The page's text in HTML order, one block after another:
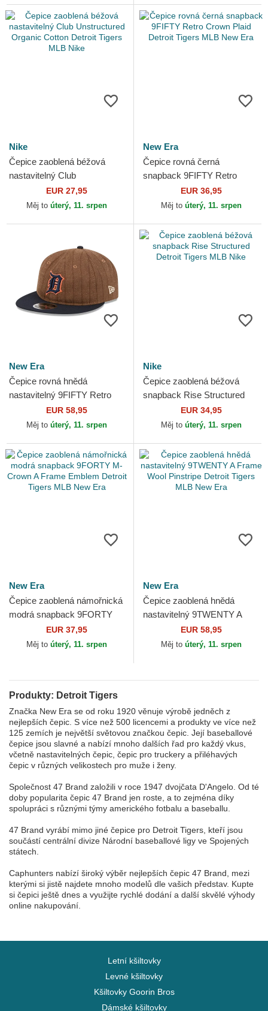
Nike
Čepice zaoblená béžová
nastavitelný Club
Unstructured Organic Cotton
Detroit Tigers MLB Nike
EUR 27,95
Měj to úterý, 11. srpen
New Era
Čepice rovná černá
snapback 9FIFTY Retro
Crown Plaid Detroit Tigers
MLB New Era
EUR 36,95
Měj to úterý, 11. srpen
New Era
Čepice rovná hnědá
nastavitelný 9FIFTY Retro
Crown Wool Pinstripe Detroit
Tigers MLB New Era
EUR 58,95
Měj to úterý, 11. srpen
Nike
Čepice zaoblená béžová
snapback Rise Structured
Detroit Tigers MLB Nike
EUR 34,95
Měj to úterý, 11. srpen
New Era
Čepice zaoblená námořnická
modrá snapback 9FORTY
M-Crown A Frame Emblem
Detroit Tigers MLB New Era
EUR 37,95
Měj to úterý, 11. srpen
New Era
Čepice zaoblená hnědá
nastavitelný 9TWENTY A
Frame Wool Pinstripe Detroit
Tigers MLB New Era
EUR 58,95
Měj to úterý, 11. srpen
Produkty: Detroit Tigers
Značka New Era se od roku 1920 věnuje výrobě jedněch z
nejlepších čepic. S více než 500 licencemi a produkty ve více než
125 zemích je největší světovou značkou čepic. Její baseballové
čepice jsou slavné a nabízí mnoho dalších řad pro každý vkus,
včetně nastavitelných čepic, čepic pro truckery a přiléhavých
čepic v různých velikostech pro muže i ženy.
Společnost 47 Brand založili v roce 1947 dvojčata D'Angelo. Od té
doby popularita čepic 47 Brand jen roste, a to zejména díky
spolupráci s různými týmy amerického fotbalu a baseballu.
47 Brand vyrábí mimo jiné čepice pro Detroit Tigers, kteří jsou
součástí centrální divize Národní baseballové ligy ve Spojených
státech.
Caphunters nabízí široký výběr nejlepších čepic 47 Brand, mezi
kterými si jistě najdete mnoho modelů dle vašich představ. Kupte
si čepici ještě dnes a využijte rychlé dodání a další skvělé výhody
online nakupování.
Letní kšiltovky
Levné kšiltovky
Kšiltovky Goorin Bros
Dámské kšiltovky